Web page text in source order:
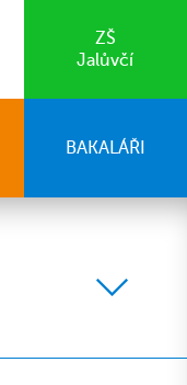
ZŠ
Jalůvčí
BAKALÁŘI